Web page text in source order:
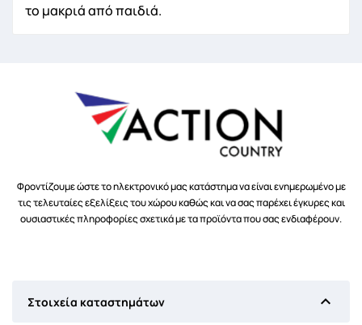
το μακριά από παιδιά.
Φροντίζουμε ώστε το ηλεκτρονικό μας κατάστημα να είναι ενημερωμένο με
τις τελευταίες εξελίξεις του χώρου καθώς και να σας παρέχει έγκυρες και
ουσιαστικές πληροφορίες σχετικά με τα προϊόντα που σας ενδιαφέρουν.
Στοιχεία καταστημάτων 